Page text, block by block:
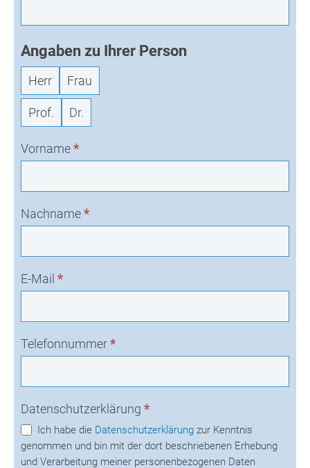
Angaben zu Ihrer Person
Herr Frau
Prof. Dr.
Vorname*
Nachname*
E-Mail *
Telefonnummer*
Datenschutzerklärung *
Ich habe die Datenschutzerklärung zur Kenntnis
genommen und bin mit der dort beschriebenen Erhebung
und Verarbeitung meiner personenbezogenen Daten